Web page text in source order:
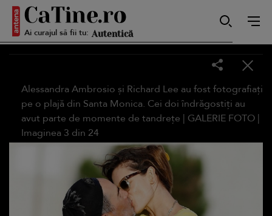
Ai curajul să fii tu: Autentică
Smart
Sensibilă
Puternică
Alessandra Ambrosio și Richard Lee au fost fotografiați
pe o plajă din Santa Monica. Cei doi îndrăgostiți au
avut parte de momente de tandrețe | GALERIE FOTO |
Imaginea 3 din 24